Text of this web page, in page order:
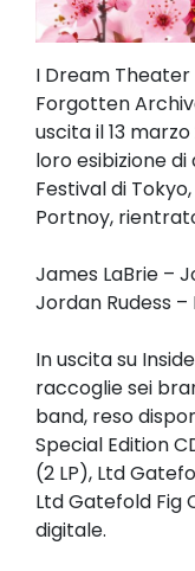
I Dream Theater
Forgotten
uscita il 13
loro esibizione di
Festival di
Portnoy,
James LaBrie –
Jordan Rudess
In uscita su
raccoglie sei
band, reso
Special Edition
(2 LP), Ltd
Ltd Gatefold Fig
digitale.